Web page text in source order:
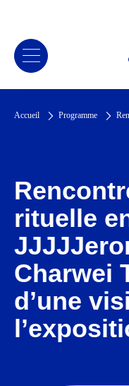
Accueil Programme
rituelle
Charwei
d’une